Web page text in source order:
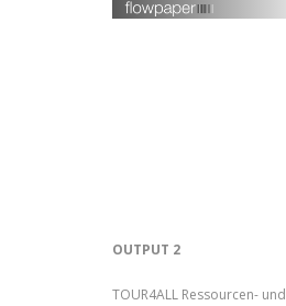
OUTPUT 2
TOUR4ALL Ressourcen-